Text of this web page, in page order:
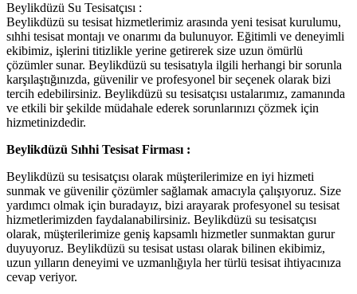
Beylikdüzü Su Tesisatçısı :
Beylikdüzü su tesisat hizmetlerimiz arasında yeni tesisat kurulumu,
sıhhi tesisat montajı ve onarımı da bulunuyor. Eğitimli ve deneyimli
ekibimiz, işlerini titizlikle yerine getirerek size uzun ömürlü
çözümler sunar. Beylikdüzü su tesisatıyla ilgili herhangi bir sorunla
karşılaştığınızda, güvenilir ve profesyonel bir seçenek olarak bizi
tercih edebilirsiniz. Beylikdüzü su tesisatçısı ustalarımız, zamanında
ve etkili bir şekilde müdahale ederek sorunlarınızı çözmek için
hizmetinizdedir.
Beylikdüzü Sıhhi Tesisat Firması :
Beylikdüzü su tesisatçısı olarak müşterilerimize en iyi hizmeti
sunmak ve güvenilir çözümler sağlamak amacıyla çalışıyoruz. Size
yardımcı olmak için buradayız, bizi arayarak profesyonel su tesisat
hizmetlerimizden faydalanabilirsiniz. Beylikdüzü su tesisatçısı
olarak, müşterilerimize geniş kapsamlı hizmetler sunmaktan gurur
duyuyoruz. Beylikdüzü su tesisat ustası olarak bilinen ekibimiz,
uzun yılların deneyimi ve uzmanlığıyla her türlü tesisat ihtiyacınıza
cevap veriyor.